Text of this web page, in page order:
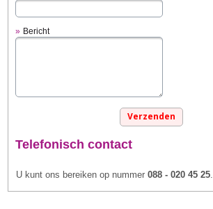
Bericht
Telefonisch contact
U kunt ons bereiken op nummer088 - 020 45 25.